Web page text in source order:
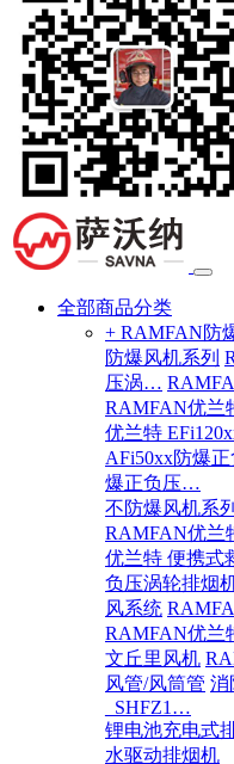
全部商品分类
+ RAMFAN防
防爆风机系列
压涡…
RAMFAN优兰
优兰特
AFi50xx防爆
爆正负压…
不防爆风机系列
RAMFAN优兰
优兰特 便携
负压涡轮排烟
风系统
RAMFAN优兰
文丘里风机
风管/风筒管 消
_SHFZ1…
锂电池充电式
水驱动排烟机